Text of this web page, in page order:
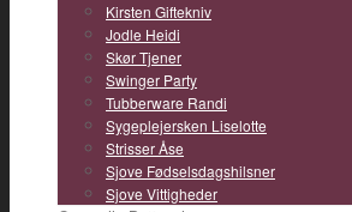
Kirsten Giftekniv
Jodle Heidi
Skør Tjener
Swinger Party
Tubberware Randi
Sygeplejersken Liselotte
Strisser Åse
Sjove Fødselsdagshilsner
Sjove Vittigheder